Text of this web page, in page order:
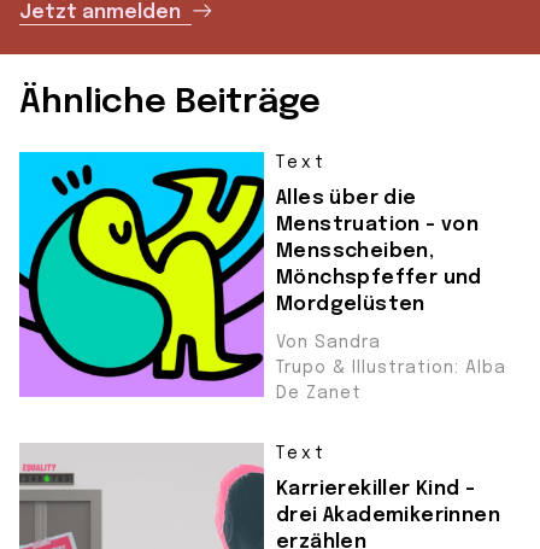
Jetzt anmelden
Ähnliche Beiträge
Text
Alles über die
Menstruation – von
Mensscheiben,
Mönchspfeffer und
Mordgelüsten
Von Sandra
Trupo & Illustration: Alba
De Zanet
Text
Karrierekiller Kind –
drei Akademikerinnen
erzählen